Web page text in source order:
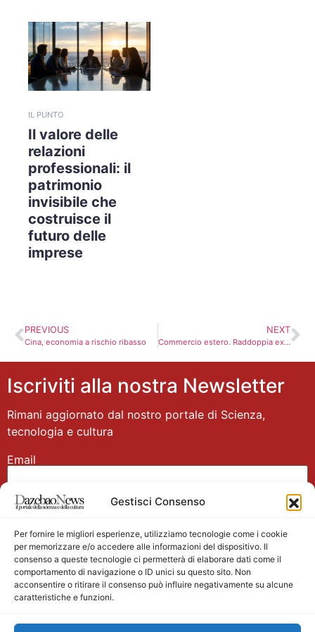
Gestisci Consenso
Per fornire le migliori esperienze, utilizziamo tecnologie come i cookie
per memorizzare e/o accedere alle informazioni del dispositivo. Il
consenso a queste tecnologie ci permetterà di elaborare dati come il
comportamento di navigazione o ID unici su questo sito. Non
acconsentire o ritirare il consenso può influire negativamente su alcune
caratteristiche e funzioni.
IL PUNTO
Il valore delle
relazioni
professionali: il
patrimonio
invisibile che
costruisce il
futuro delle
imprese
PREVIOUS
Cina, economia a rischio ribasso
NEXT
Commercio estero. Raddoppia export alimentare
Iscriviti alla nostra Newsletter
Rimani aggiornato dal nostro portale di Scienza,
tecnologia e cultura
Email
Nome
Main partner